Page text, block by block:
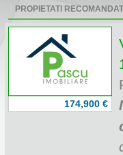
PROPIETATI
174,900 €